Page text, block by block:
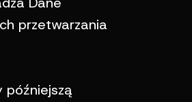
przetwarzania